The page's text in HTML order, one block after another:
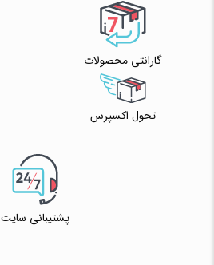
✧ چت با پشتیبان واتس آپ
گارانتی محصولات
تحول اکسپرس
پشتیبانی سایت